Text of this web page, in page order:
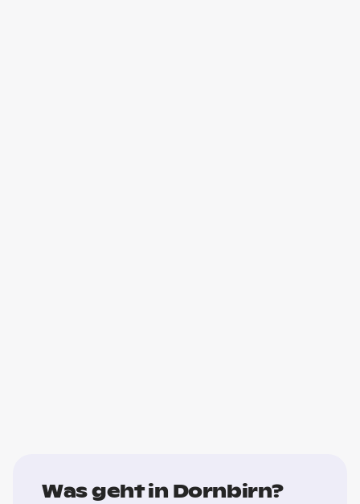
Was geht in Dornbirn?